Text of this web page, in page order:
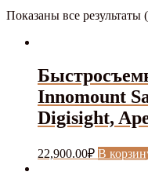
Показаны все результаты
Innomount
Digisight,
22,900.00₽ В